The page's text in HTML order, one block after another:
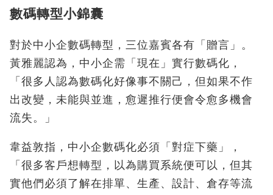
數碼轉型小錦囊
對於中小企數碼轉型，三位嘉賓各有「贈言」。
黃雅麗認為，中小企需「現在」實行數碼化，
「很多人認為數碼化好像事不關己，但如果不作
出改變，未能與並進，愈遲推行便會令愈多機會
流失。」
韋益敦指，中小企數碼化必須「對症下藥」，
「很多客戶想轉型，以為購買系統便可以，但其
實他們必須了解在排單、生產、設計、倉存等流